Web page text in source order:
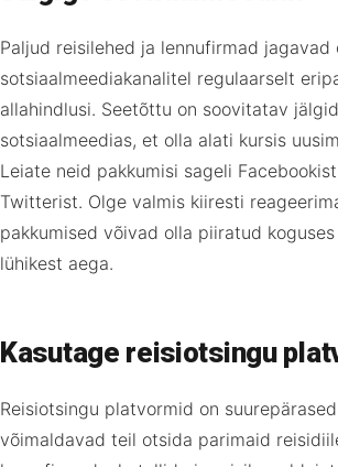
Paljud reisilehed ja lennufirmad jagavad
sotsiaalmeediakanalitel regulaarselt
allahindlusi. Seetõttu on soovitatav
sotsiaalmeedias, et olla alati kursis
Leiate neid pakkumisi sageli
Twitterist. Olge valmis kiiresti
pakkumised võivad olla piiratud
lühikest aega.
Kasutage reisiotsingu
Reisiotsingu platvormid on
võimaldavad teil otsida parimaid